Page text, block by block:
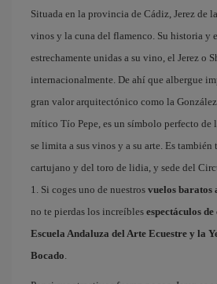
Situada en la provincia de Cádiz, Jerez de
vinos y la cuna del flamenco. Su historia y
estrechamente unidas a su vino, el Jerez o
internacionalmente. De ahí que albergue
gran valor arquitectónico como la
mítico Tío Pepe, es un símbolo perfecto de
se limita a sus vinos y a su arte. Es
cartujano y del toro de lidia, y sede del
1. Si coges uno de nuestros vuelos baratos
no te pierdas los increíbles espectáculos
Escuela Andaluza del Arte Ecuestre y la
Bocado.